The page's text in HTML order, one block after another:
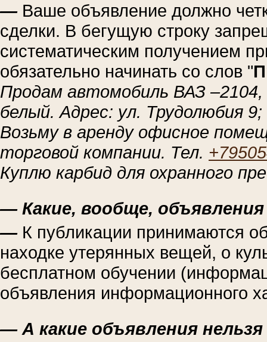
— Ваше объявление должно
сделки. В бегущую строку
систематическим получением
обязательно начинать со слов "
Продам автомобиль ВАЗ
белый. Адрес: ул. Трудолюбия 9;
Возьму в аренду офисное
торговой компании. Тел.
Куплю карбид для охранного
— Какие, вообще,
— К публикации принимаются
находке утерянных вещей, о
бесплатном обучении
объявления информационного
— А какие объявления